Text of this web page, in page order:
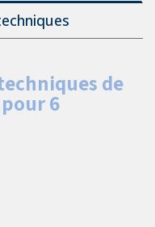
de
6